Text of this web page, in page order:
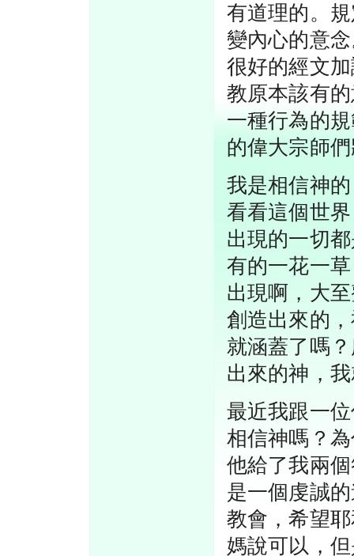
有道理的。
變內心的意
很好的經文
教原本該有
一種行為的
的偉大宗師
我是相信神
看看這個世
出現的一切
有的一花一
出現啊，大
創造出來的
就涵蓋了嗎
出來的神，
最近我跟一
相信神嗎？
他給了我兩
是一個虔誠
教會，希望
媽說可以，